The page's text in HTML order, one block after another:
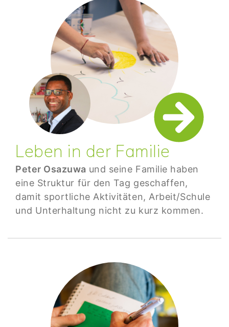
Leben in der Familie
Peter Osazuwa und seine Familie haben
eine Struktur für den Tag geschaffen,
damit sportliche Aktivitäten, Arbeit/Schule
und Unterhaltung nicht zu kurz kommen.